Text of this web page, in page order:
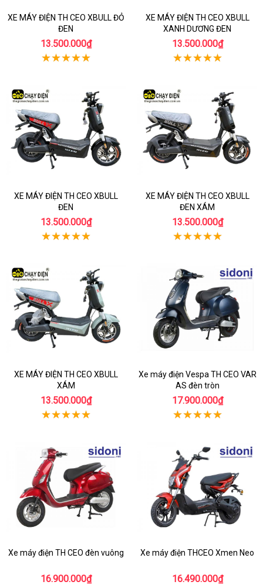
XE MÁY ĐIỆN TH CEO XBULL ĐỎ
ĐEN
13.500.000₫
XE MÁY ĐIỆN TH CEO XBULL
XANH DƯƠNG ĐEN
13.500.000₫
XE MÁY ĐIỆN TH CEO XBULL
ĐEN
13.500.000₫
XE MÁY ĐIỆN TH CEO XBULL
ĐEN XÁM
13.500.000₫
XE MÁY ĐIỆN TH CEO XBULL
XÁM
13.500.000₫
Xe máy điện Vespa TH CEO VAR
AS đèn tròn
17.900.000₫
Xe máy điện TH CEO đèn vuông
16.900.000₫
Xe máy điện THCEO Xmen Neo
16.490.000₫